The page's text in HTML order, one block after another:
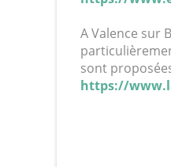
A Valence sur
sont
https://